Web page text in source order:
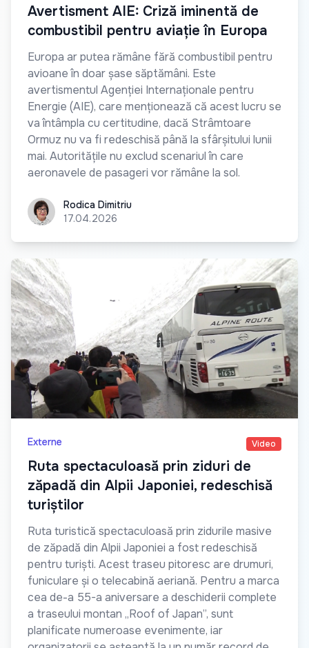
Avertisment AIE: Criză iminentă de
combustibil pentru aviație în Europa
Europa ar putea rămâne fără combustibil pentru
avioane în doar șase săptămâni. Este
avertismentul Agenției Internaționale pentru
Energie (AIE), care menționează că acest lucru se
va întâmpla cu certitudine, dacă Strâmtoare
Ormuz nu va fi redeschisă până la sfârșitului lunii
mai. Autoritățile nu exclud scenariul în care
aeronavele de pasageri vor rămâne la sol.
Rodica Dimitriu
Rodica Dimitriu
17.04.2026
Externe Video
Ruta spectaculoasă prin ziduri de
zăpadă din Alpii Japoniei, redeschisă
turiștilor
Ruta turistică spectaculoasă prin zidurile masive
de zăpadă din Alpii Japoniei a fost redeschisă
pentru turiști. Acest traseu pitoresc are drumuri,
funiculare și o telecabină aeriană. Pentru a marca
cea de-a 55-a aniversare a deschiderii complete
a traseului montan „Roof of Japan”, sunt
planificate numeroase evenimente, iar